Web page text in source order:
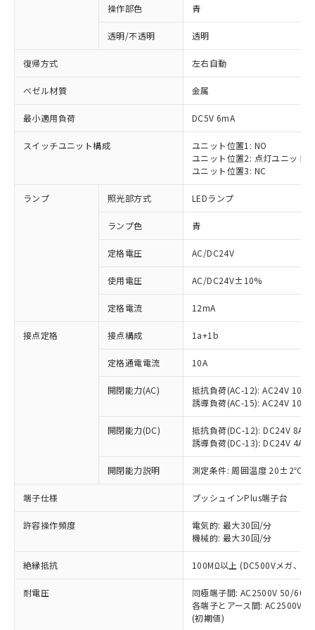
操作部色 青
透明/不透明 透明
復帰方式 左右自動
ベゼル材質 金属
最小適用負荷 DC5V 6mA
スイッチユニット構成
ユニット位置1: NO
ユニット位置2: 点灯ユニット
ユニット位置3: NC
ランプ 照光部方式 LEDランプ
ランプ色 青
定格電圧 AC/DC24V
使用電圧 AC/DC24V±10%
定格電流 12mA
接点定格 接点構成 1a+1b
定格通電電流 10A
開閉能力(AC)
抵抗負荷(AC-12): AC24V 10A/
誘導負荷(AC-15): AC24V
開閉能力(DC)
抵抗負荷(DC-12): DC24V 8A/
誘導負荷(DC-13): DC24V 4A/
開閉能力説明 測定条件: 周囲温度 20±2℃、
端子仕様 プッシュインPlus端子台
許容操作頻度
電気的: 最大30回/分
機械的: 最大30回/分
絶縁抵抗 100MΩ以上 (DC500Vメガ、点
耐電圧
同極端子間: AC2500V 50/
各端子とアース間: AC2500V
(初期値)
ご利用条件
ご利用ください。
本サービスは、当社制御機器事業取扱
商品の当社在庫状況および標準価格
(税抜)を提供させていただくもので
当社制御機器事業取扱商品の中には、
本サービスの対象外となる商品もある
ことをご了承ください。
在庫状況および標準価格照会結果は、
対応済み：EU RoHS指令（10物質）の
非含有に対応した製品が提供可能な商品で
対応予定：EU RoHS指令（10物質）の非含
有に対応した製品に切り替える予定のある
対応予定なし：EU RoHS指令（10物質）の
非含有に非対応の商品で、対応品を出す予
定はありません。
調査・確認中：EU RoHS指令（10物質）の
非含有の対応状況を調査中または確認中の
害物質有無と関係のない商品です。
仕入先様の事情により、非含有部品として
いたものが、含有品と判明した場合などや
むを得ず変更することがあります。
※1 中国RoHS○×表
「○」：最大均質材料含有率が中国RoHSの
基準値以下であることを示します。
「×」：最大均質材料含有率が中国RoHSの
基準値を超えていることを示します。
「－」：未確認です。当社販売部門へお問
当社は、これら貴社製品のうち、外国
為替および外国貿易法に定める商品